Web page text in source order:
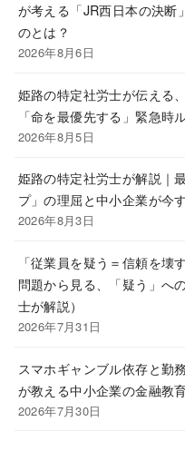
が考える「JR西日本の決断
のとは？
2026年8月6日
姫路の特定社労士が伝える
「命を最優先する」緊急時
2026年8月5日
姫路の特定社労士が解説｜
プ」の理屈と中小企業が今
2026年8月3日
「従業員を疑う＝信頼を壊
問題から見る、「疑う」へ
士が解説）
2026年7月31日
スマホギャンブル依存と勤
が教える中小企業の金融教
2026年7月30日